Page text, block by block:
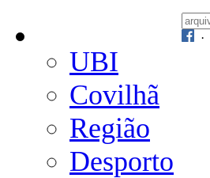
·
UBI
Covilhã
Região
Desporto